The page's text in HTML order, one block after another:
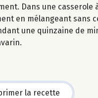
Dans une
en mélangeant sans
une quinzaine de
la recette